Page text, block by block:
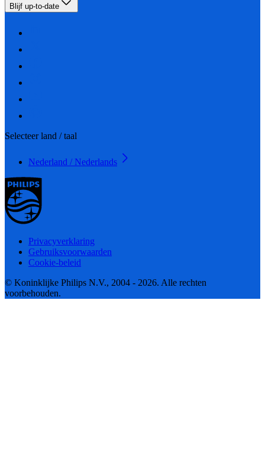
Blijf up-to-date
Selecteer land / taal
Nederland / Nederlands
Privacyverklaring
Gebruiksvoorwaarden
Cookie-beleid
© Koninklijke Philips N.V., 2004 - 2026. Alle rechten
voorbehouden.